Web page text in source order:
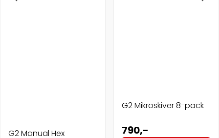
G2 Manual Hex
G2 Mikroskiver 8-pack
790,-